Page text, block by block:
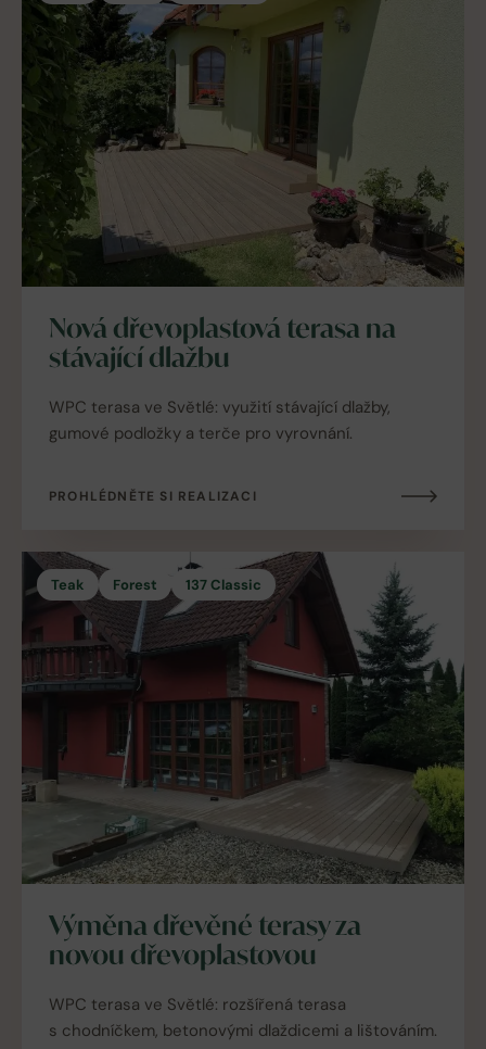
Nová dřevoplastová terasa na
stávající dlažbu
WPC terasa ve Světlé: využití stávající dlažby,
gumové podložky a terče pro vyrovnání.
PROHLÉDNĚTE SI REALIZACI
Teak Forest 137 Classic
Výměna dřevěné terasy za
novou dřevoplastovou
WPC terasa ve Světlé: rozšířená terasa
s chodníčkem, betonovými dlaždicemi a lištováním.